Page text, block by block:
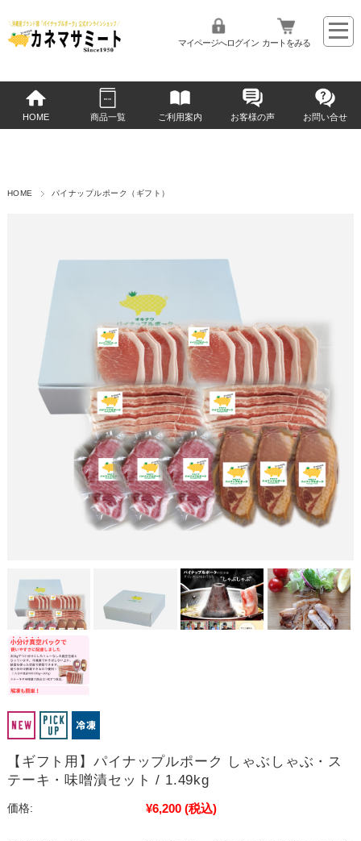
マイページへログイン カートをみる
HOME 商品一覧 ご利用案内 お客様の声 お問い合せ
HOME パイナップルポーク（ギフト）
【ギフト用】パイナップルポーク しゃぶしゃぶ・ス
テーキ・味噌漬セット / 1.49kg
価格: ¥6,200 (税込)